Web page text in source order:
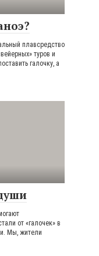
плавсредство
туров и
галочку, а
от «галочек» в
Мы, жители